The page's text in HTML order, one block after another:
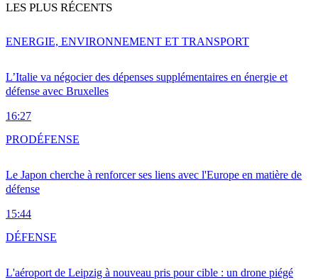
LES PLUS RÉCENTS
L’Italie va négocier des dépenses supplémentaires en énergie et
défense avec Bruxelles
16:27
ENERGIE, ENVIRONNEMENT ET TRANSPORT
Le Japon cherche à renforcer ses liens avec l'Europe en matière de
défense
15:44
PRODÉFENSE
L'aéroport de Leipzig à nouveau pris pour cible : un drone piégé
DÉFENSE